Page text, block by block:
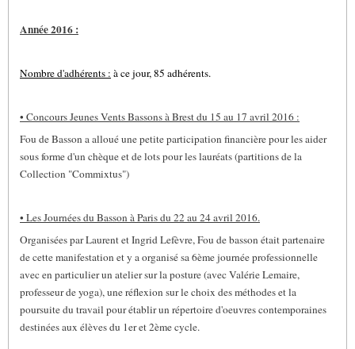
Année 2016 :
Nombre d'adhérents : à ce jour, 85 adhérents.
• Concours Jeunes Vents Bassons à Brest du 15 au 17 avril 2016 :
Fou de Basson a alloué une petite participation financière pour les aider
sous forme d'un chèque et de lots pour les lauréats (partitions de la
Collection "Commixtus")
• Les Journées du Basson à Paris du 22 au 24 avril 2016.
Organisées par Laurent et Ingrid Lefèvre, Fou de basson était partenaire
de cette manifestation et y a organisé sa 6ème journée professionnelle
avec en particulier un atelier sur la posture (avec Valérie Lemaire,
professeur de yoga), une réflexion sur le choix des méthodes et la
poursuite du travail pour établir un répertoire d'oeuvres contemporaines
destinées aux élèves du 1er et 2ème cycle.